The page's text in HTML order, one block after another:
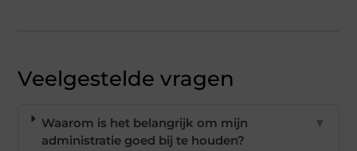
Veelgestelde vragen
Waarom is het belangrijk om mijn
administratie goed bij te houden?
▼